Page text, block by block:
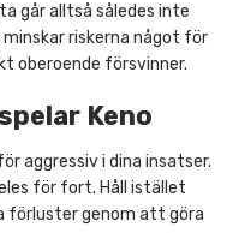
går alltså således inte
riskerna något för
oberoende försvinner.
Keno
aggressiv i dina insatser.
för fort. Håll istället
förluster genom att göra